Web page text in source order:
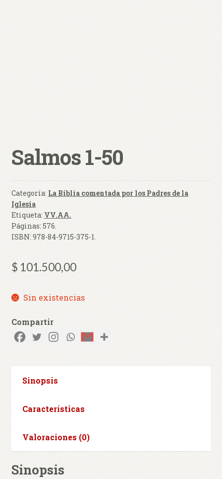
Salmos 1-50
Categoría: La Biblia comentada por los Padres de la
Iglesia
Etiqueta: VV.AA.
Páginas: 576.
ISBN: 978-84-9715-375-1.
$ 101.500,00
Sin existencias
Compartir
Sinopsis
Características
Valoraciones (0)
Sinopsis